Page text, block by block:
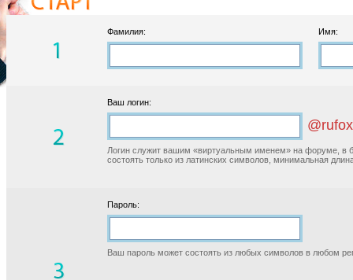
Фамилия: Имя:
Ваш логин:
Логин служит вашим «виртуальным именем» на форуме, в
состоять только из латинских символов, минимальная
Пароль:
Ваш пароль может состоять из любых символов в любом